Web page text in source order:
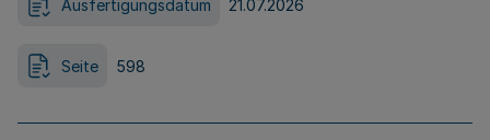
Ausfertigungsdatum 21.07.2026
Seite 598